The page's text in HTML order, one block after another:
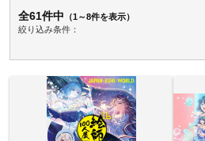
全61件中 （1～8件を表示）
絞り込み条件：